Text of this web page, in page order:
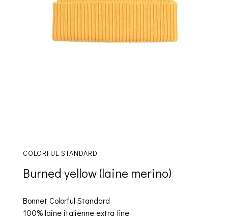
COLORFUL STANDARD
Burned yellow (laine merino)
Bonnet Colorful Standard
100% laine italienne extra fine